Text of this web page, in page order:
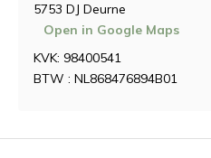
5753 DJ Deurne
Open in Google Maps
KVK: 98400541
BTW : NL868476894B01